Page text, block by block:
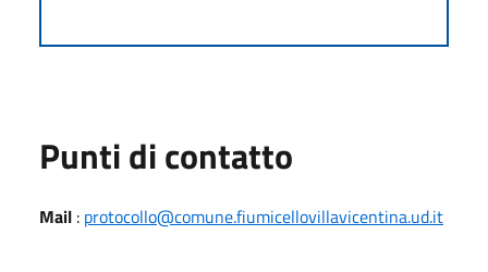
Punti di contatto
Mail : protocollo@comune.fiumicellovillavicentina.ud.it